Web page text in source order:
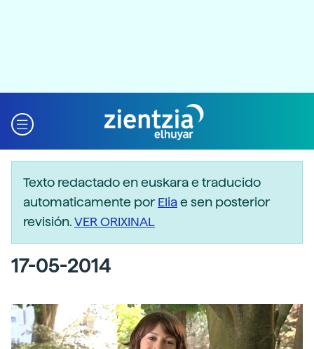
Texto redactado en euskara e traducido
automaticamente porEliae sen posterior
revisión.VER ORIXINAL
17-05-2014